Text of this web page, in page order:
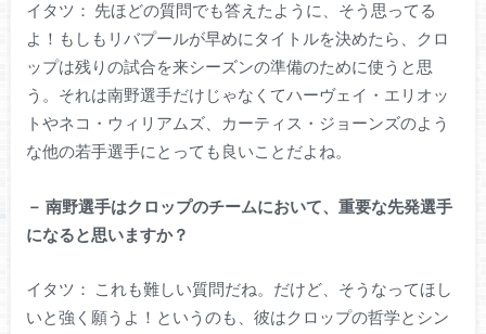
イタツ： 先ほどの質問でも答えたように、そう思ってる
よ！もしもリバプールが早めにタイトルを決めたら、クロ
ップは残りの試合を来シーズンの準備のために使うと思
う。それは南野選手だけじゃなくてハーヴェイ・エリオッ
トやネコ・ウィリアムズ、カーティス・ジョーンズのよう
な他の若手選手にとっても良いことだよね。
－ 南野選手はクロップのチームにおいて、重要な先発選手
になると思いますか？
イタツ： これも難しい質問だね。だけど、そうなってほし
いと強く願うよ！というのも、彼はクロップの哲学とシン